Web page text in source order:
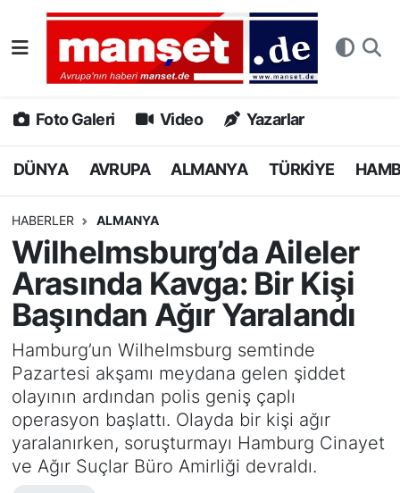
Foto Galeri Video Yazarlar
DÜNYA AVRUPA ALMANYA TÜRKİYE
HABERLER ALMANYA
Wilhelmsburg’da Aileler
Arasında Kavga: Bir Kişi
Başından Ağır Yaralandı
Hamburg’un Wilhelmsburg semtinde
Pazartesi akşamı meydana gelen şiddet
olayının ardından polis geniş çaplı
operasyon başlattı. Olayda bir kişi ağır
yaralanırken, soruşturmayı Hamburg Cinayet
ve Ağır Suçlar Büro Amirliği devraldı.
DÜNYA
AVRUPA
ALMANYA
HAMBURG
SPOR
DEUTSCH
EKONOMİ
SİYASET
SAĞLIK
Nöbetçi Eczaneler
Hava Durumu
Namaz Vakitleri
Puan Durumu ve Fikstür
Tüm Manşetler
Son Dakika Haberleri
Haber Arşivi